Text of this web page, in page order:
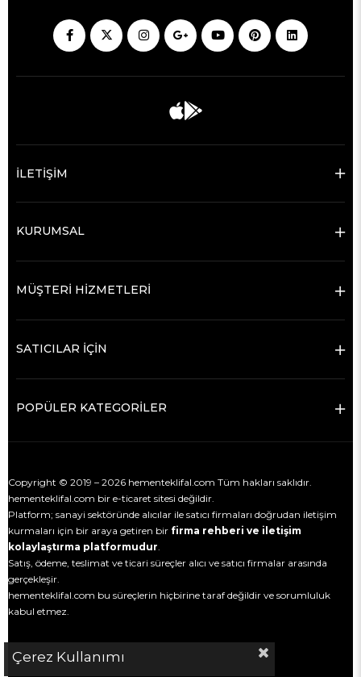
İLETİŞİM
KURUMSAL
MÜŞTERİ HİZMETLERİ
SATICILAR İÇİN
POPÜLER KATEGORİLER
Copyright © 2019 – 2026 hementeklifal.com Tüm hakları saklıdır.
hementeklifal.com bir e-ticaret sitesi değildir.
Platform; sanayi sektöründe alıcılar ile satıcı firmaları doğrudan iletişim
kurmaları için bir araya getiren bir firma rehberi ve iletişim
kolaylaştırma platformudur.
Satış, ödeme, teslimat ve ticari süreçler alıcı ve satıcı firmalar arasında
gerçekleşir.
hementeklifal.com bu süreçlerin hiçbirine taraf değildir ve sorumluluk
kabul etmez.
Çerez Kullanımı